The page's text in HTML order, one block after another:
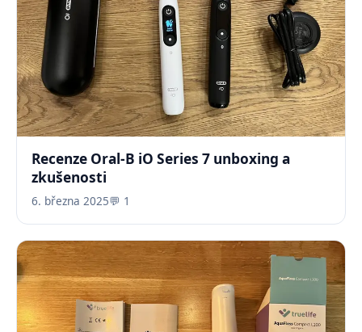
Recenze Oral-B iO Series 7 unboxing a
zkušenosti
6. března 2025💬 1